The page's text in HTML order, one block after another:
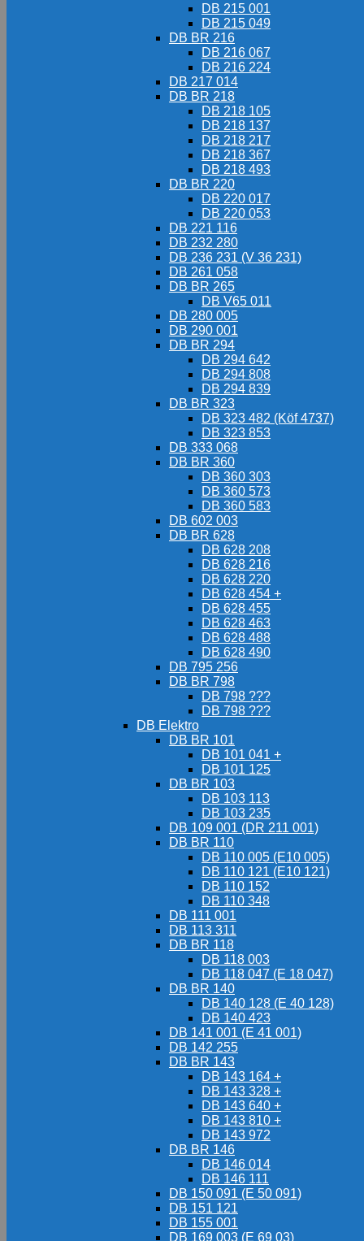
DB 215 001
DB 215 049
DB BR 216
DB 216 067
DB 216 224
DB 217 014
DB BR 218
DB 218 105
DB 218 137
DB 218 217
DB 218 367
DB 218 493
DB BR 220
DB 220 017
DB 220 053
DB 221 116
DB 232 280
DB 236 231 (V 36 231)
DB 261 058
DB BR 265
DB V65 011
DB 280 005
DB 290 001
DB BR 294
DB 294 642
DB 294 808
DB 294 839
DB BR 323
DB 323 482 (Köf 4737)
DB 323 853
DB 333 068
DB BR 360
DB 360 303
DB 360 573
DB 360 583
DB 602 003
DB BR 628
DB 628 208
DB 628 216
DB 628 220
DB 628 454 +
DB 628 455
DB 628 463
DB 628 488
DB 628 490
DB 795 256
DB BR 798
DB 798 ???
DB 798 ???
DB Elektro
DB BR 101
DB 101 041 +
DB 101 125
DB BR 103
DB 103 113
DB 103 235
DB 109 001 (DR 211 001)
DB BR 110
DB 110 005 (E10 005)
DB 110 121 (E10 121)
DB 110 152
DB 110 348
DB 111 001
DB 113 311
DB BR 118
DB 118 003
DB 118 047 (E 18 047)
DB BR 140
DB 140 128 (E 40 128)
DB 140 423
DB 141 001 (E 41 001)
DB 142 255
DB BR 143
DB 143 164 +
DB 143 328 +
DB 143 640 +
DB 143 810 +
DB 143 972
DB BR 146
DB 146 014
DB 146 111
DB 150 091 (E 50 091)
DB 151 121
DB 155 001
DB 169 003 (E 69 03)